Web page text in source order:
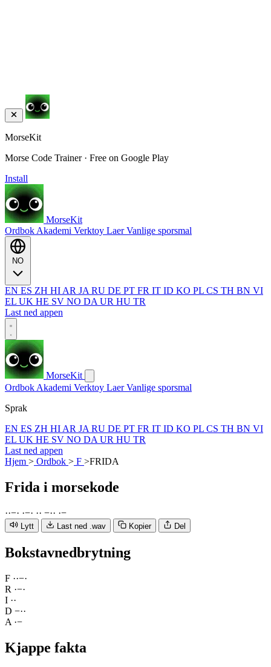
MorseKit
Morse Code Trainer · Free on Google Play
Install
MorseKit
Ordbok Akademi Verktoy LaerVanlige sporsmal
EN ES ZH HI AR JA RU DE PT FR IT ID KO PL CS TH BN VI
EL UK HE SV NO DA UR HU TR
Last ned appen
MorseKit
Ordbok Akademi Verktoy LaerVanlige sporsmal
Sprak
EN ES ZH HI AR JA RU DE PT FR IT ID KO PL CS TH BN VI
EL UK HE SV NO DA UR HU TR
Last ned appen
Hjem > Ordbok > F >FRIDA
Frida i morsekode
··−· ·−· ·· −·· ·−
Lytt Last ned .wav Kopier Del
Bokstavnedbrytning
F ··−·
R ·−·
I ··
D −··
A ·−
Kjappe fakta